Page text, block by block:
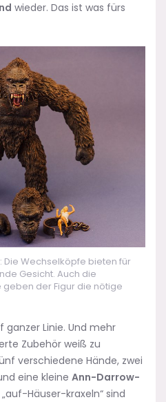
wieder. Das ist was fürs
Die Wechselköpfe bieten für
Gesicht. Auch die
der Figur die nötige
ganzer Linie. Und mehr
Zubehör weiß zu
verschiedene Hände, zwei
eine kleine Ann-Darrow-
Häuser-kraxeln“ sind